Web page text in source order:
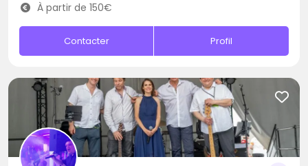
À partir de 150€
Contacter Profil